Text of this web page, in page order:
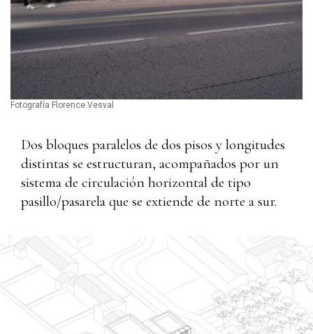
Fotografía Florence Vesval
Dos bloques paralelos de dos pisos y longitudes
distintas se estructuran, acompañados por un
sistema de circulación horizontal de tipo
pasillo/pasarela que se extiende de norte a sur.